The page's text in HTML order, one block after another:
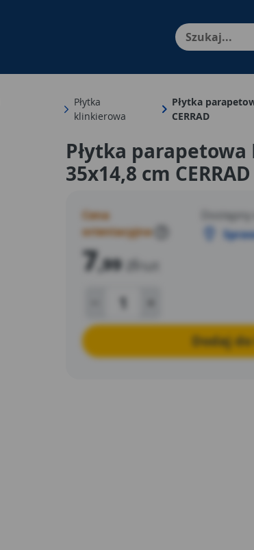
Menu Produktów, nawigacja: Enter -
Płytka
klinkierowa
Płytka
CERRAD
Płytka
35x14,8 cm CERRAD
Cena
orientacyjna
7,99 zł /szt
Dostępny
Dodaj